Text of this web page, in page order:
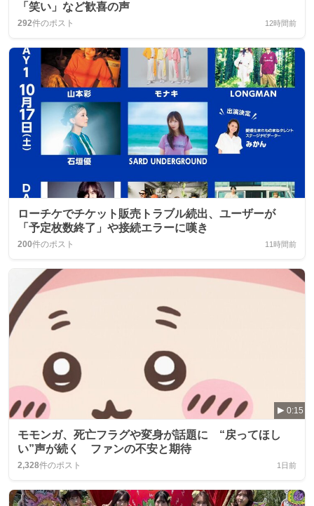
「笑い」など歓喜の声
292件のポスト 12時間前
ローチケでチケット販売トラブル続出、ユーザーが
「予定枚数終了」や接続エラーに嘆き
200件のポスト 11時間前
0:15
モモンガ、死亡フラグや変身が話題に “戻ってほし
い”声が続く ファンの不安と期待
2,328件のポスト 1日前